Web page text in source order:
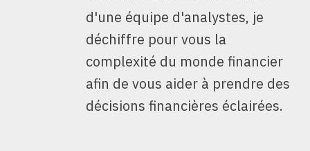
d'une équipe d'analystes, je
déchiffre pour vous la
complexité du monde financier
afin de vous aider à prendre des
décisions financières éclairées.